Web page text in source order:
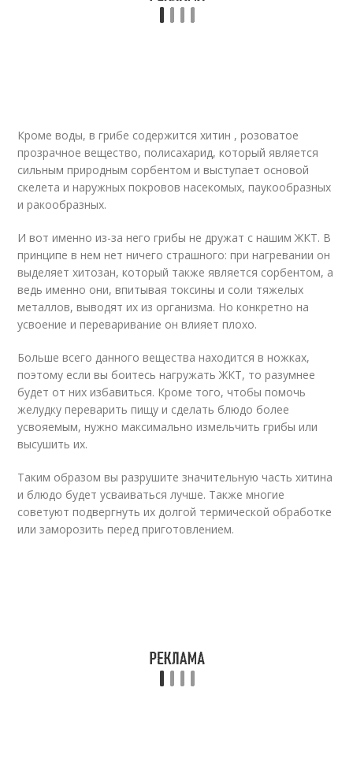
Кроме воды, в грибе содержится хитин , розоватое
прозрачное вещество, полисахарид, который является
сильным природным сорбентом и выступает основой
скелета и наружных покровов насекомых, паукообразных
и ракообразных.
И вот именно из-за него грибы не дружат с нашим ЖКТ. В
принципе в нем нет ничего страшного: при нагревании он
выделяет хитозан, который также является сорбентом, а
ведь именно они, впитывая токсины и соли тяжелых
металлов, выводят их из организма. Но конкретно на
усвоение и переваривание он влияет плохо.
Больше всего данного вещества находится в ножках,
поэтому если вы боитесь нагружать ЖКТ, то разумнее
будет от них избавиться. Кроме того, чтобы помочь
желудку переварить пищу и сделать блюдо более
усвояемым, нужно максимально измельчить грибы или
высушить их.
Таким образом вы разрушите значительную часть хитина
и блюдо будет усваиваться лучше. Также многие
советуют подвергнуть их долгой термической обработке
или заморозить перед приготовлением.